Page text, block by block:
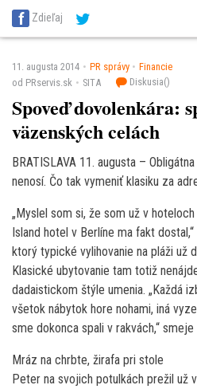
SITA Energetika
SITA Potravinárstvo
Zdieľaj
11. augusta 2014 PR správy
Financie
od PRservis.sk
SITA Diskusia()
Spoveď dovolenkára:
väzenských celách
BRATISLAVA 11. augusta –
nenosí. Čo tak vymeniť klasiku za
„Myslel som si, že som už v
Island hotel v Berlíne ma fakt
ktorý typické vylihovanie na pláži už
Klasické ubytovanie tam totiž
dadaistickom štýle umenia. „Každá
všetok nábytok hore nohami, iná
sme dokonca spali v rakvách,“
Mráz na chrbte, žirafa pri stole
Peter na svojich potulkách prežil už